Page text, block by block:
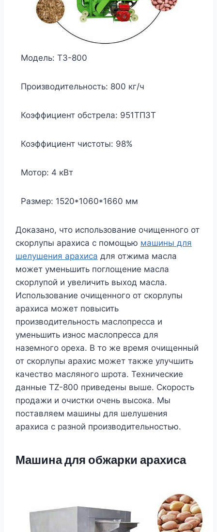
Модель: ТЗ-800
Производительность: 800 кг/ч
Коэффициент обстрела: 951ТП3Т
Коэффициент чистоты: 98%
Мотор: 4 кВт
Размер: 1520*1060*1660 мм
Доказано, что использование очищенного от
скорлупы арахиса с помощью машины для
шелушения арахиса для отжима масла
может уменьшить поглощение масла
скорлупой и увеличить выход масла.
Использование очищенного от скорлупы
арахиса может повысить
производительность маслопресса и
уменьшить износ маслопресса для
наземного ореха. В то же время очищенный
от скорлупы арахис может также улучшить
качество масляного шрота. Технические
данные TZ-800 приведены выше. Скорость
продажи и очистки очень высока. Мы
поставляем машины для шелушения
арахиса с разной производительностью.
Машина для обжарки арахиса